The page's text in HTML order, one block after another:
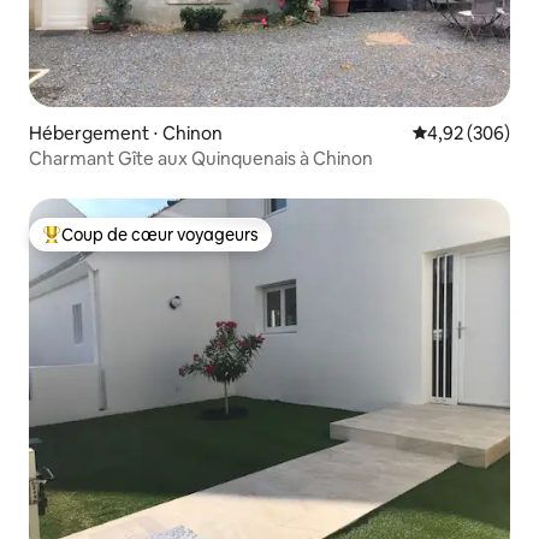
Hébergement ⋅ Chinon Évaluation
4,92 (306)
Charmant Gîte aux Quinquenais à Chinon
Coups de cœur voyageurs les plus appréciés
Coup de cœur voyageurs